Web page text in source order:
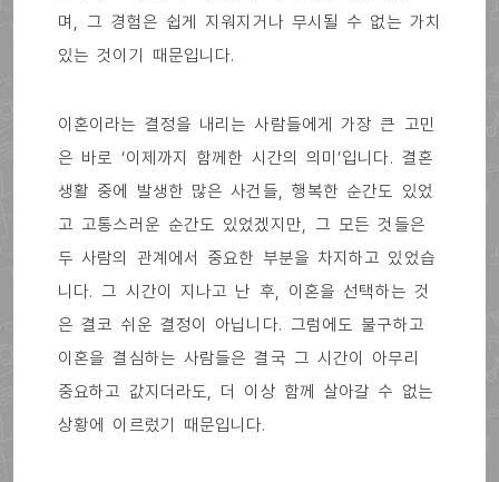
며, 그 경험은 쉽게 지워지거나 무시될 수 없는 가치
있는 것이기 때문입니다.
이혼이라는 결정을 내리는 사람들에게 가장 큰 고민
은 바로 ‘이제까지 함께한 시간의 의미’입니다. 결혼
생활 중에 발생한 많은 사건들, 행복한 순간도 있었
고 고통스러운 순간도 있었겠지만, 그 모든 것들은
두 사람의 관계에서 중요한 부분을 차지하고 있었습
니다. 그 시간이 지나고 난 후, 이혼을 선택하는 것
은 결코 쉬운 결정이 아닙니다. 그럼에도 불구하고
이혼을 결심하는 사람들은 결국 그 시간이 아무리
중요하고 값지더라도, 더 이상 함께 살아갈 수 없는
상황에 이르렀기 때문입니다.